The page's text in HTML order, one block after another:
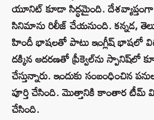
యూనిట్ కూడా సిద్ధమైంది.
సినిమాను రిలీజ్ చేయనుంది. కన్నడ,
హిందీ భాషలతో పాటు ఇంగ్లీష్‌ భాషలో
దక్కిన ఆదరణతో ప్రీక్వెల్‌ను స్పానిష్‌లో
చేస్తున్నారు. ఇందుకు సంబంధించిన
పూర్తి చేసింది. మొత్తానికి కాంతార టీమ్
చేసింది.